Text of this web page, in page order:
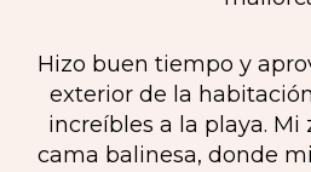
Hizo buen tiempo y
exterior de la
increíbles a la playa. Mi
cama balinesa, donde